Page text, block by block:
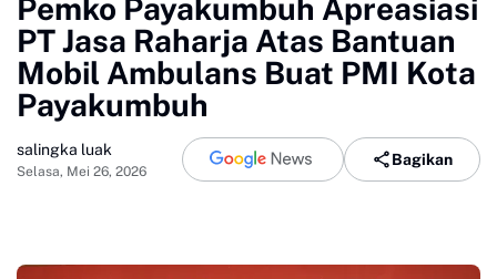
Pemko Payakumbuh Apreasiasi
PT Jasa Raharja Atas Bantuan
Mobil Ambulans Buat PMI Kota
Payakumbuh
salingka luak
Selasa, Mei 26, 2026
Bagikan